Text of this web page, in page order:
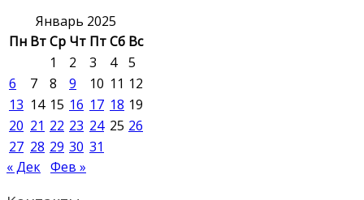
Январь 2025
Пн ВтСр Чт ПтСб Вс
1
2 3 4
5
6
7 8 9 10 11 12
13 14 15 16 17 18 19
20 21 22 23 24 25 26
27 28 29 30 31
« Дек Фев »